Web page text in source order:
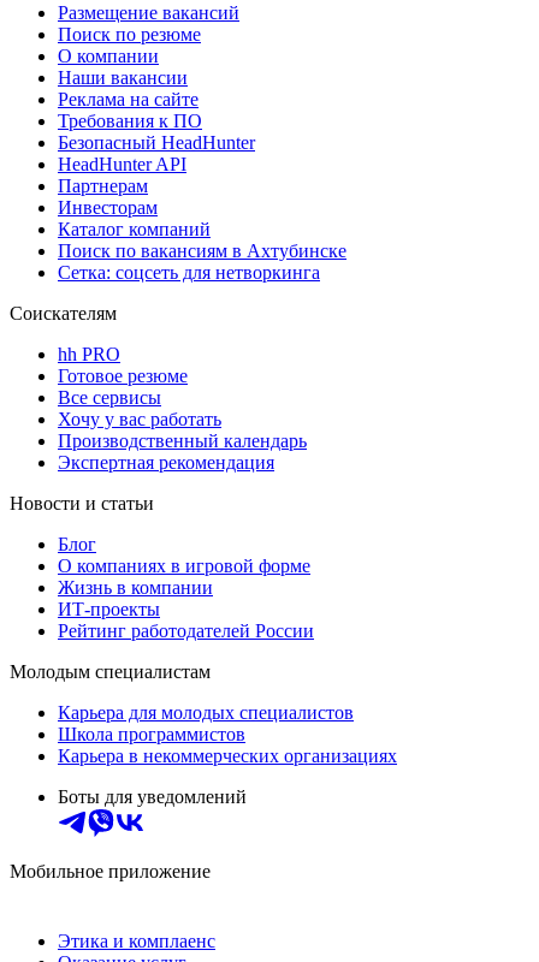
Размещение вакансий
Поиск по резюме
О компании
Наши вакансии
Реклама на сайте
Требования к ПО
Безопасный HeadHunter
HeadHunter API
Партнерам
Инвесторам
Каталог компаний
Поиск по вакансиям в Ахтубинске
Сетка: соцсеть для нетворкинга
Соискателям
hh PRO
Готовое резюме
Все сервисы
Хочу у вас работать
Производственный календарь
Экспертная рекомендация
Новости и статьи
Блог
О компаниях в игровой форме
Жизнь в компании
ИТ-проекты
Рейтинг работодателей России
Молодым специалистам
Карьера для молодых специалистов
Школа программистов
Карьера в некоммерческих организациях
Боты для уведомлений
Мобильное приложение
Этика и комплаенс